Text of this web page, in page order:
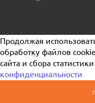
Продолжая
обработку файлов
сайта и сбора
конфиденциальности